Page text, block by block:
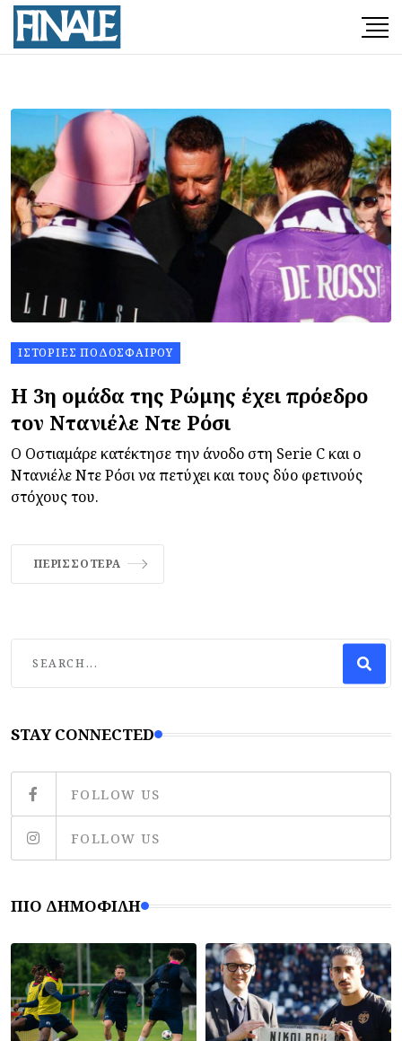
ΙΣΤΟΡΊΕΣ ΠΟΔΟΣΦΑΊΡΟΥ
Η 3η ομάδα της Ρώμης έχει πρόεδρο
τον Ντανιέλε Ντε Ρόσι
Ο Οστιαμάρε κατέκτησε την άνοδο στη Serie C και ο
Ντανιέλε Ντε Ρόσι να πετύχει και τους δύο φετινούς
στόχους του.
ΠΕΡΙΣΣΌΤΕΡΑ
STAY CONNECTED
FOLLOW US
FOLLOW US
ΠΙΟ ΔΗΜΟΦΙΛΉ